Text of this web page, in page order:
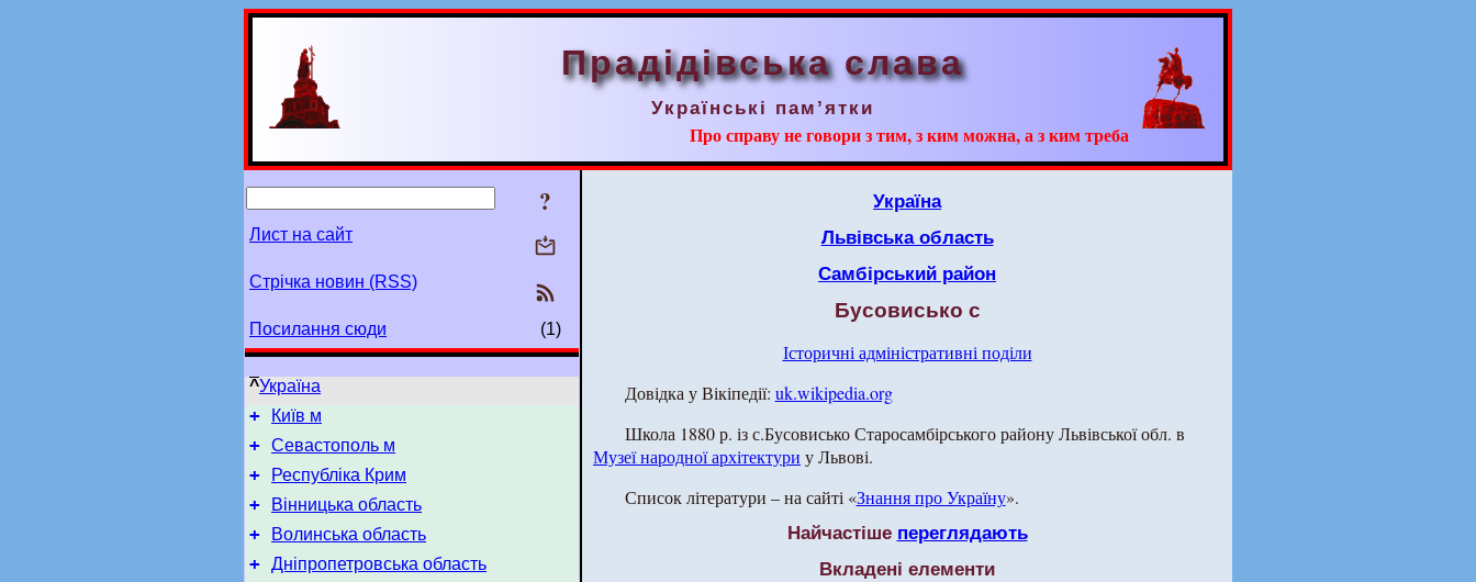
Прадідівська слава
Українські пам’ятки
Про справу не говори з тим, з ким можна, а з ким треба
?
Лист на сайт
Стрічка новин (RSS)
Посилання сюди (1)
^Україна
+ Київ м
+ Севастополь м
+ Республіка Крим
+ Вінницька область
+ Волинська область
+ Дніпропетровська область
Україна
Львівська область
Самбірський район
Бусовисько с
Історичні адміністративні поділи
Довідка у Вікіпедії: uk.wikipedia.org
Школа 1880 р. із с.Бусовисько Старосамбірського району Львівської обл. в
Музеї народної архітектури у Львові.
Список літератури – на сайті «Знання про Україну».
Найчастіше переглядають
Вкладені елементи